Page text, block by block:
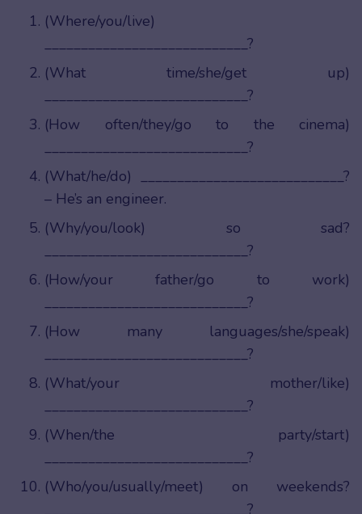
(Where/you/live)
____________________________?
(What time/she/get up)
____________________________?
(How often/they/go to the cinema)
____________________________?
(What/he/do) ____________________________?
– He’s an engineer.
(Why/you/look) so sad?
____________________________?
(How/your father/go to work)
____________________________?
(How many languages/she/speak)
____________________________?
(What/your mother/like)
____________________________?
(When/the party/start)
____________________________?
(Who/you/usually/meet) on weekends?
____________________________?